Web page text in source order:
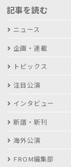
記事を読む
ニュース
企画・連載
トピックス
注目公演
インタビュー
新譜・新刊
海外公演
FROM編集部